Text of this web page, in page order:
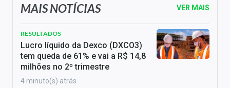
MAIS NOTÍCIAS VER MAIS
RESULTADOS
Lucro líquido da Dexco (DXCO3)
tem queda de 61% e vai a R$ 14,8
milhões no 2º trimestre
4 minuto(s) atrás